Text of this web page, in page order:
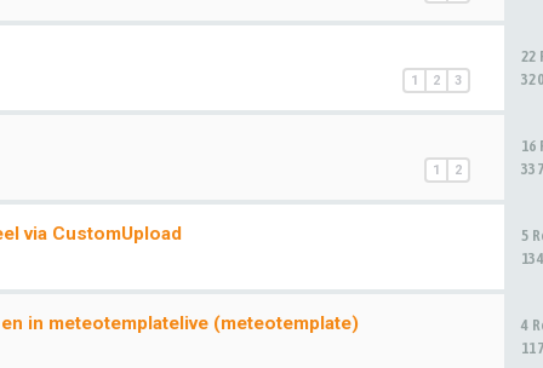
1 2 3
22
1 2
16
via CustomUpload
5
in meteotemplatelive (meteotemplate)
4